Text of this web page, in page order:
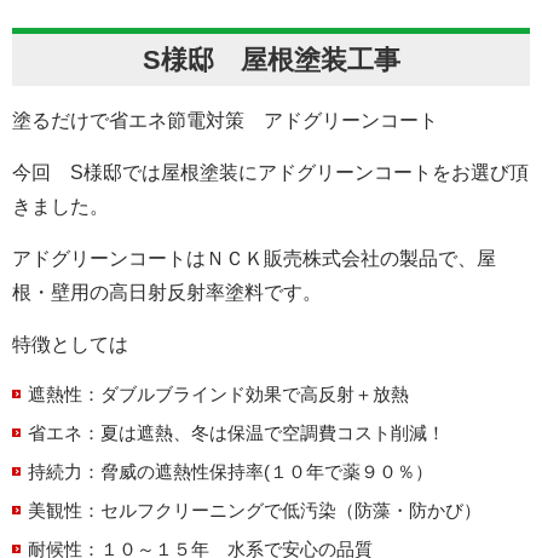
S様邸 屋根塗装工事
塗るだけで省エネ節電対策 アドグリーンコート
今回 S様邸では屋根塗装にアドグリーンコートをお選び頂
きました。
アドグリーンコートはＮＣＫ販売株式会社の製品で、屋
根・壁用の高日射反射率塗料です。
特徴としては
遮熱性：ダブルブラインド効果で高反射＋放熱
省エネ：夏は遮熱、冬は保温で空調費コスト削減！
持続力：脅威の遮熱性保持率(１０年で薬９０％）
美観性：セルフクリーニングで低汚染（防藻・防かび）
耐候性：１０～１５年 水系で安心の品質